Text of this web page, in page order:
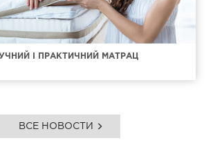
І ПРАКТИЧНИЙ МАТРАЦ
ВСЕ НОВОСТИ